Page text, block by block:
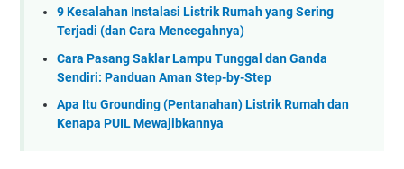
9 Kesalahan Instalasi Listrik Rumah yang Sering
Terjadi (dan Cara Mencegahnya)
Cara Pasang Saklar Lampu Tunggal dan Ganda
Sendiri: Panduan Aman Step-by-Step
Apa Itu Grounding (Pentanahan) Listrik Rumah dan
Kenapa PUIL Mewajibkannya